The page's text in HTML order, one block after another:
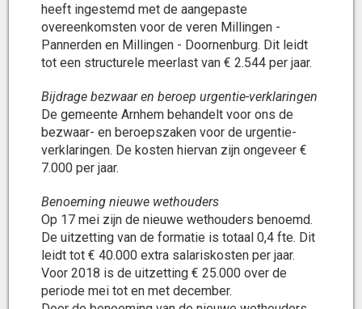
heeft ingestemd met de aangepaste
overeenkomsten voor de veren Millingen -
Pannerden en Millingen - Doornenburg. Dit leidt
tot een structurele meerlast van € 2.544 per jaar.
Bijdrage bezwaar en beroep urgentie-verklaringen
De gemeente Arnhem behandelt voor ons de
bezwaar- en beroepszaken voor de urgentie-
verklaringen. De kosten hiervan zijn ongeveer €
7.000 per jaar.
Benoeming nieuwe wethouders
Op 17 mei zijn de nieuwe wethouders benoemd.
De uitzetting van de formatie is totaal 0,4 fte. Dit
leidt tot € 40.000 extra salariskosten per jaar.
Voor 2018 is de uitzetting € 25.000 over de
periode mei tot en met december.